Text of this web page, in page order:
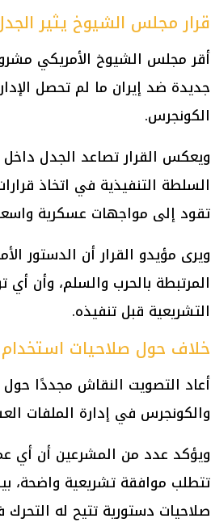
قرار مجلس الشيوخ يثير
أقر مجلس الشيوخ الأمريكي
جديدة ضد إيران ما لم تحصل
الكونجرس.
ويعكس القرار تصاعد الجدل
السلطة التنفيذية في اتخاذ
تقود إلى مواجهات عسكرية
ويرى مؤيدو القرار أن الدستور
المرتبطة بالحرب والسلم، وأن
التشريعية قبل تنفيذه.
خلاف حول صلاحيات استخدام
أعاد التصويت النقاش مجددًا حول
والكونجرس في إدارة الملفات
ويؤكد عدد من المشرعين أن أي
تتطلب موافقة تشريعية واضحة،
صلاحيات دستورية تتيح له